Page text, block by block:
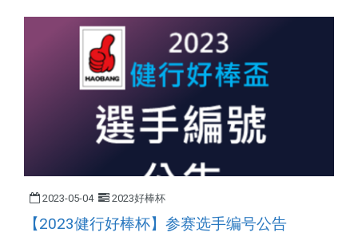
2023-05-04 2023好棒杯
【2023健行好棒杯】参赛选手编号公告